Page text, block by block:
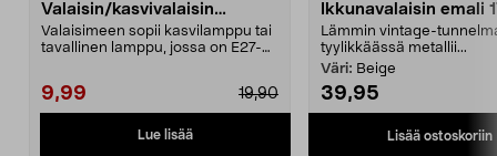
Valaisin/kasvivalaisin
ikkunalle, musta
Valaisimeen sopii kasvilamppu tai
tavallinen lamppu, jossa on E27-
9,99 19,90
Lue lisää
Ikkunavalaisin emali
Lämmin vintage-
tyylikkäässä metallii...
Väri: Beige
39,95
Lisää ostoskoriin